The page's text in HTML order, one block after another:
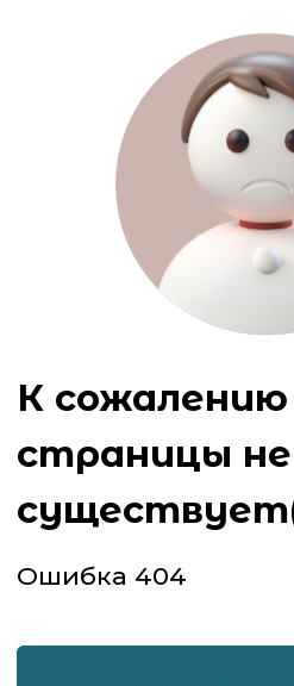
К сожалению такой
страницы не
Ошибка 404